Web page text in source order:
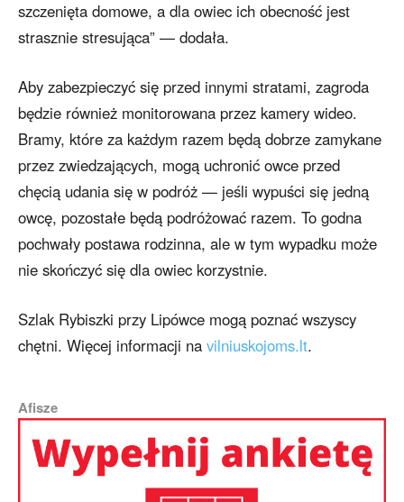
szczenięta domowe, a dla owiec ich obecność jest
strasznie stresująca” — dodała.
Aby zabezpieczyć się przed innymi stratami, zagroda
będzie również monitorowana przez kamery wideo.
Bramy, które za każdym razem będą dobrze zamykane
przez zwiedzających, mogą uchronić owce przed
chęcią udania się w podróż — jeśli wypuści się jedną
owcę, pozostałe będą podróżować razem. To godna
pochwały postawa rodzinna, ale w tym wypadku może
nie skończyć się dla owiec korzystnie.
Szlak Rybiszki przy Lipówce mogą poznać wszyscy
chętni. Więcej informacji na vilniuskojoms.lt.
Afisze